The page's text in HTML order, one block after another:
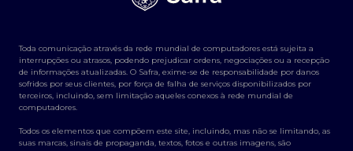
Toda comunicação através da rede mundial de computadores está sujeita a
interrupções ou atrasos, podendo prejudicar ordens, negociações ou a recepção
de informações atualizadas. O Safra, exime-se de responsabilidade por danos
sofridos por seus clientes, por força de falha de serviços disponibilizados por
terceiros, incluindo, sem limitação aqueles conexos à rede mundial de
computadores.
Todos os elementos que compõem este site, incluindo, mas não se limitando, as
suas marcas, sinais de propaganda, textos, fotos e outras imagens, são